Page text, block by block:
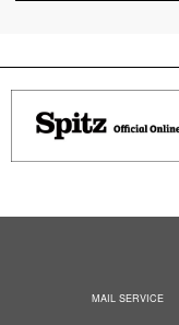
MAIL SERVICE